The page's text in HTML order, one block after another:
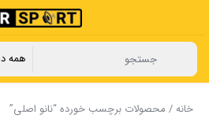
خانه/ محصولات برچسب خورده “نانو اصلی”